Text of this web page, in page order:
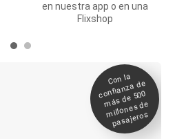
en nuestra app o en una
Flixshop
Con la
confianza de
más de 500
millones de
pasajeros